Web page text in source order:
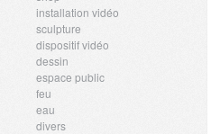
installation vidéo
sculpture
dispositif vidéo
dessin
espace public
feu
eau
divers